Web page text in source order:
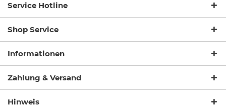
Service Hotline
Shop Service
Informationen
Zahlung & Versand
Hinweis